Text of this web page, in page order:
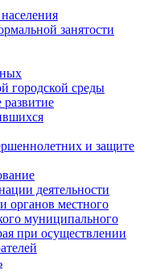
занятости
городской среды
и защите
деятельности
органов местного
муниципального
при осуществлении